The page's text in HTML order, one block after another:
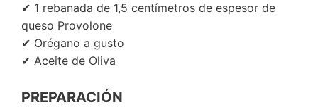
✔ 1 rebanada de 1,5 centímetros de espesor de
queso Provolone
✔ Orégano a gusto
✔ Aceite de Oliva
PREPARACIÓN